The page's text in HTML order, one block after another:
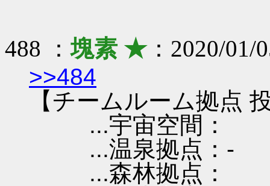
488 ：塊素 ★：2020/01/
>>484
【チームルーム拠点
...宇宙空間：
...温泉拠点：-
...森林拠点：